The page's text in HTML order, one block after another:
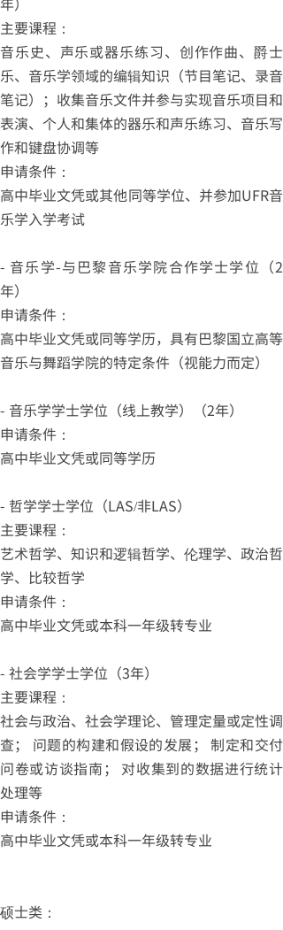
主要课程：
音乐史、声乐或器乐练习、创作作曲、爵士
乐、音乐学领域的编辑知识（节目笔记、录音
笔记）；收集音乐文件并参与实现音乐项目和
表演、个人和集体的器乐和声乐练习、音乐写
作和键盘协调等
申请条件：
高中毕业文凭或其他同等学位、并参加UFR音
乐学入学考试
- 音乐学-与巴黎音乐学院合作学士学位（2
年）
申请条件：
高中毕业文凭或同等学历，具有巴黎国立高等
音乐与舞蹈学院的特定条件（视能力而定）
- 音乐学学士学位（线上教学）（2年）
申请条件：
高中毕业文凭或同等学历
- 哲学学士学位（LAS/非LAS）
主要课程：
艺术哲学、知识和逻辑哲学、伦理学、政治哲
学、比较哲学
申请条件：
高中毕业文凭或本科一年级转专业
- 社会学学士学位（3年）
主要课程：
社会与政治、社会学理论、管理定量或定性调
查； 问题的构建和假设的发展； 制定和交付
问卷或访谈指南； 对收集到的数据进行统计
处理等
申请条件：
高中毕业文凭或本科一年级转专业
硕士类：